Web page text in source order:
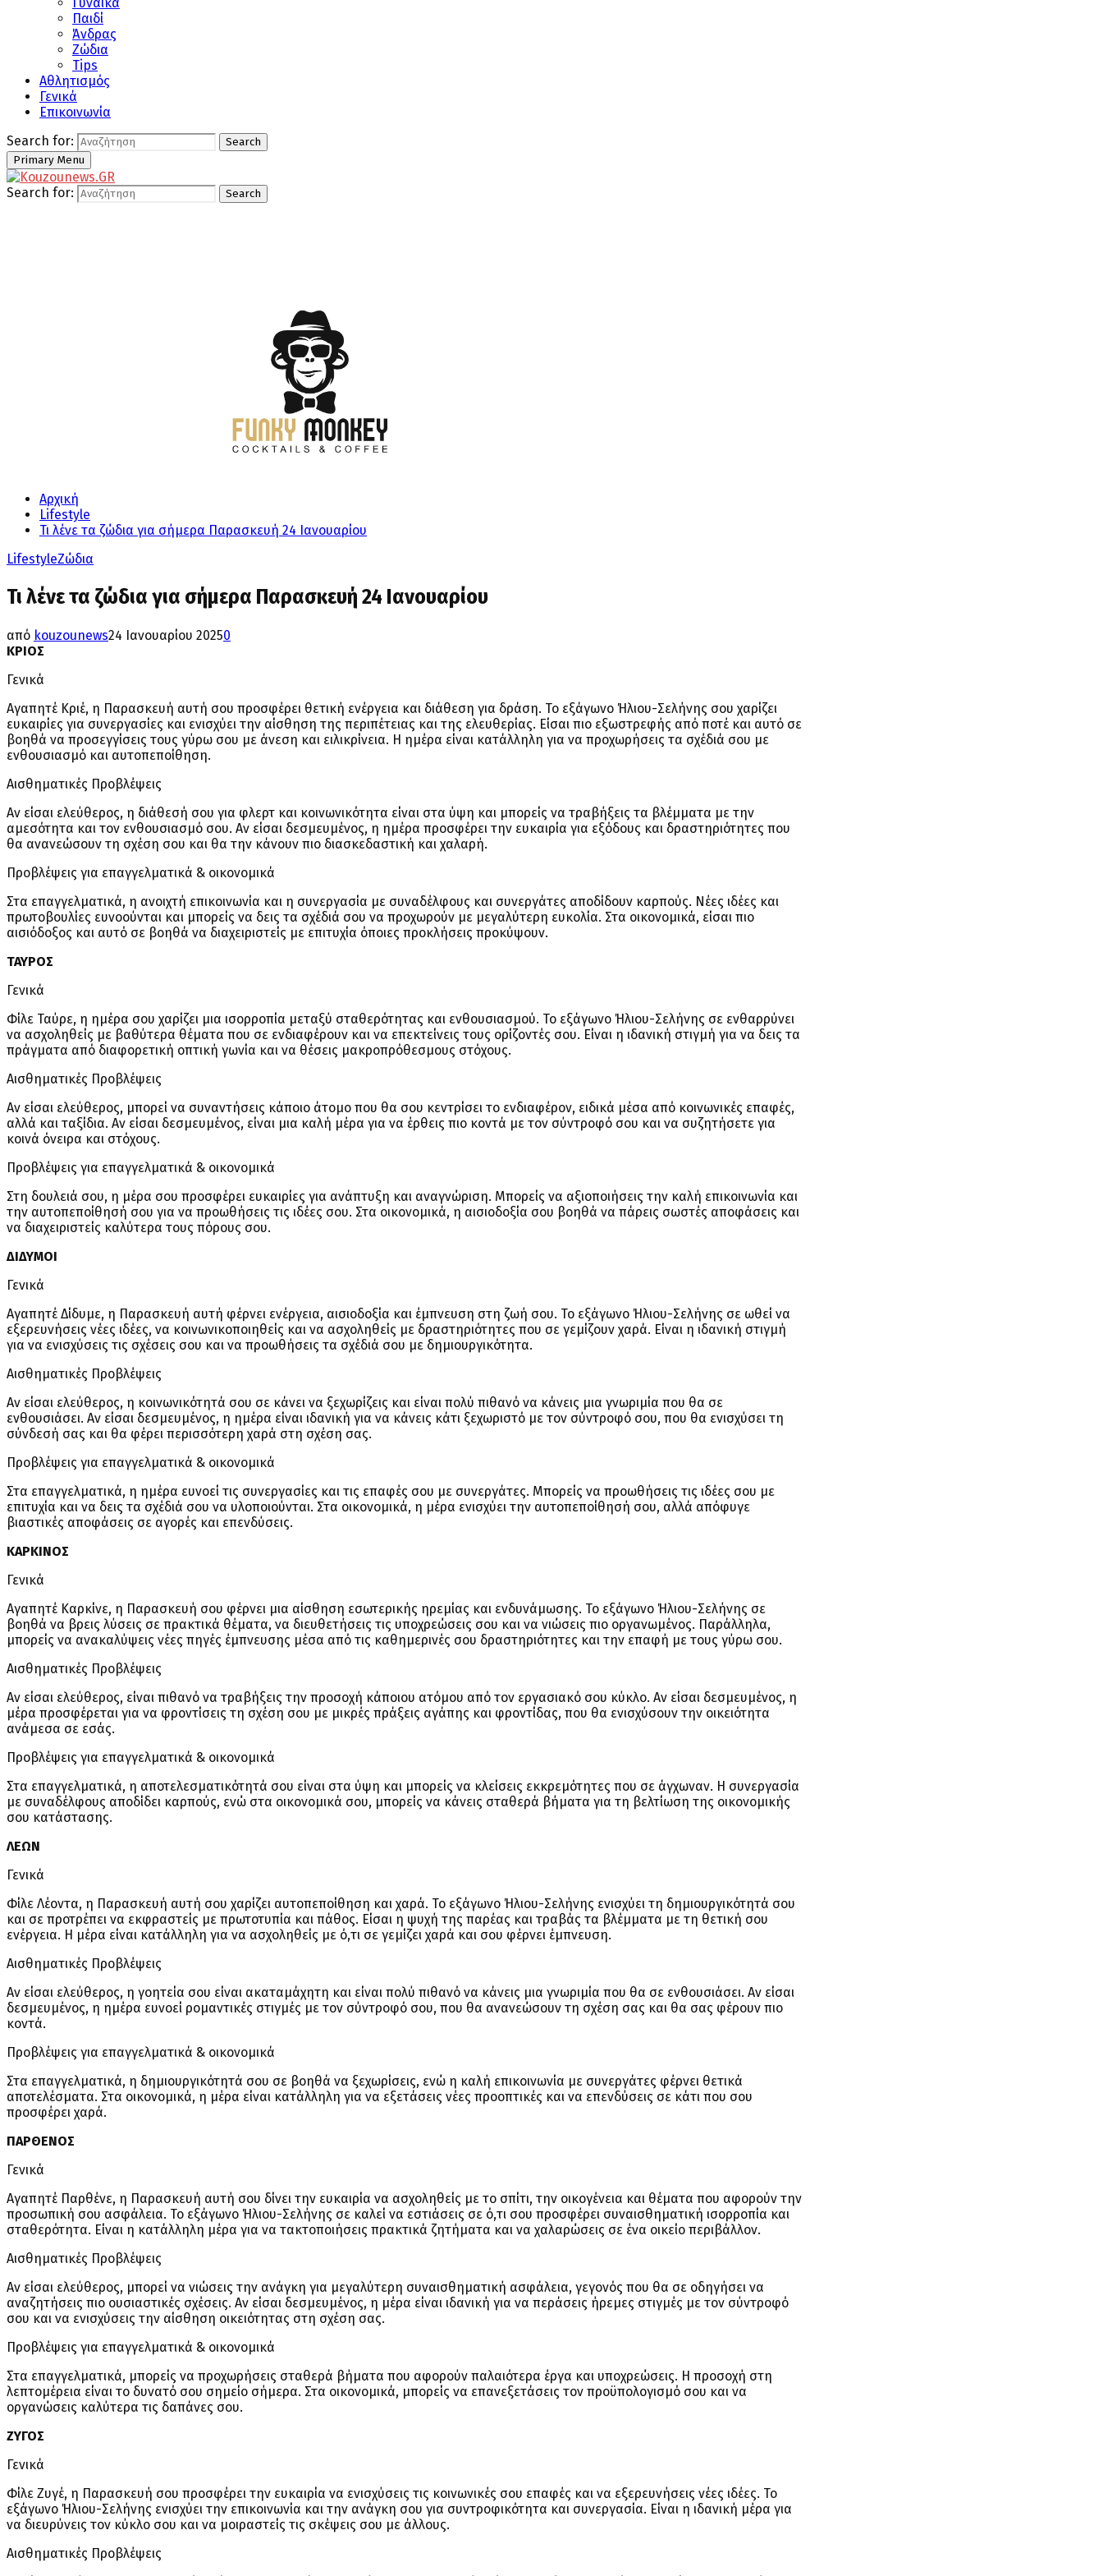
Παιδί
Άνδρας
Ζώδια
Tips
Αθλητισμός
Γενικά
Επικοινωνία
Search for:
Search
Primary Menu
Search for: Search
Αρχική
Lifestyle
Τι λένε τα ζώδια για σήμερα Παρασκευή 24 Ιανουαρίου
LifestyleΖώδια
Τι λένε τα ζώδια για σήμερα Παρασκευή 24 Ιανουαρίου
από kouzounews24 Ιανουαρίου 20250
ΚΡΙΟΣ
Γενικά
Αγαπητέ Κριέ, η Παρασκευή αυτή σου προσφέρει θετική ενέργεια και διάθεση για δράση. Το εξάγωνο Ήλιου-Σελήνης σου χαρίζει
ευκαιρίες για συνεργασίες και ενισχύει την αίσθηση της περιπέτειας και της ελευθερίας. Είσαι πιο εξωστρεφής από ποτέ και αυτό σε
βοηθά να προσεγγίσεις τους γύρω σου με άνεση και ειλικρίνεια. Η ημέρα είναι κατάλληλη για να προχωρήσεις τα σχέδιά σου με
ενθουσιασμό και αυτοπεποίθηση.
Αισθηματικές Προβλέψεις
Αν είσαι ελεύθερος, η διάθεσή σου για φλερτ και κοινωνικότητα είναι στα ύψη και μπορείς να τραβήξεις τα βλέμματα με την
αμεσότητα και τον ενθουσιασμό σου. Αν είσαι δεσμευμένος, η ημέρα προσφέρει την ευκαιρία για εξόδους και δραστηριότητες που
θα ανανεώσουν τη σχέση σου και θα την κάνουν πιο διασκεδαστική και χαλαρή.
Προβλέψεις για επαγγελματικά & οικονομικά
Στα επαγγελματικά, η ανοιχτή επικοινωνία και η συνεργασία με συναδέλφους και συνεργάτες αποδίδουν καρπούς. Νέες ιδέες και
πρωτοβουλίες ευνοούνται και μπορείς να δεις τα σχέδιά σου να προχωρούν με μεγαλύτερη ευκολία. Στα οικονομικά, είσαι πιο
αισιόδοξος και αυτό σε βοηθά να διαχειριστείς με επιτυχία όποιες προκλήσεις προκύψουν.
ΤΑΥΡΟΣ
Γενικά
Φίλε Ταύρε, η ημέρα σου χαρίζει μια ισορροπία μεταξύ σταθερότητας και ενθουσιασμού. Το εξάγωνο Ήλιου-Σελήνης σε ενθαρρύνει
να ασχοληθείς με βαθύτερα θέματα που σε ενδιαφέρουν και να επεκτείνεις τους ορίζοντές σου. Είναι η ιδανική στιγμή για να δεις τα
πράγματα από διαφορετική οπτική γωνία και να θέσεις μακροπρόθεσμους στόχους.
Αισθηματικές Προβλέψεις
Αν είσαι ελεύθερος, μπορεί να συναντήσεις κάποιο άτομο που θα σου κεντρίσει το ενδιαφέρον, ειδικά μέσα από κοινωνικές επαφές,
αλλά και ταξίδια. Αν είσαι δεσμευμένος, είναι μια καλή μέρα για να έρθεις πιο κοντά με τον σύντροφό σου και να συζητήσετε για
κοινά όνειρα και στόχους.
Προβλέψεις για επαγγελματικά & οικονομικά
Στη δουλειά σου, η μέρα σου προσφέρει ευκαιρίες για ανάπτυξη και αναγνώριση. Μπορείς να αξιοποιήσεις την καλή επικοινωνία και
την αυτοπεποίθησή σου για να προωθήσεις τις ιδέες σου. Στα οικονομικά, η αισιοδοξία σου βοηθά να πάρεις σωστές αποφάσεις και
να διαχειριστείς καλύτερα τους πόρους σου.
ΔΙΔΥΜΟΙ
Γενικά
Αγαπητέ Δίδυμε, η Παρασκευή αυτή φέρνει ενέργεια, αισιοδοξία και έμπνευση στη ζωή σου. Το εξάγωνο Ήλιου-Σελήνης σε ωθεί να
εξερευνήσεις νέες ιδέες, να κοινωνικοποιηθείς και να ασχοληθείς με δραστηριότητες που σε γεμίζουν χαρά. Είναι η ιδανική στιγμή
για να ενισχύσεις τις σχέσεις σου και να προωθήσεις τα σχέδιά σου με δημιουργικότητα.
Αισθηματικές Προβλέψεις
Αν είσαι ελεύθερος, η κοινωνικότητά σου σε κάνει να ξεχωρίζεις και είναι πολύ πιθανό να κάνεις μια γνωριμία που θα σε
ενθουσιάσει. Αν είσαι δεσμευμένος, η ημέρα είναι ιδανική για να κάνεις κάτι ξεχωριστό με τον σύντροφό σου, που θα ενισχύσει τη
σύνδεσή σας και θα φέρει περισσότερη χαρά στη σχέση σας.
Προβλέψεις για επαγγελματικά & οικονομικά
Στα επαγγελματικά, η ημέρα ευνοεί τις συνεργασίες και τις επαφές σου με συνεργάτες. Μπορείς να προωθήσεις τις ιδέες σου με
επιτυχία και να δεις τα σχέδιά σου να υλοποιούνται. Στα οικονομικά, η μέρα ενισχύει την αυτοπεποίθησή σου, αλλά απόφυγε
βιαστικές αποφάσεις σε αγορές και επενδύσεις.
ΚΑΡΚΙΝΟΣ
Γενικά
Αγαπητέ Καρκίνε, η Παρασκευή σου φέρνει μια αίσθηση εσωτερικής ηρεμίας και ενδυνάμωσης. Το εξάγωνο Ήλιου-Σελήνης σε
βοηθά να βρεις λύσεις σε πρακτικά θέματα, να διευθετήσεις τις υποχρεώσεις σου και να νιώσεις πιο οργανωμένος. Παράλληλα,
μπορείς να ανακαλύψεις νέες πηγές έμπνευσης μέσα από τις καθημερινές σου δραστηριότητες και την επαφή με τους γύρω σου.
Αισθηματικές Προβλέψεις
Αν είσαι ελεύθερος, είναι πιθανό να τραβήξεις την προσοχή κάποιου ατόμου από τον εργασιακό σου κύκλο. Αν είσαι δεσμευμένος, η
μέρα προσφέρεται για να φροντίσεις τη σχέση σου με μικρές πράξεις αγάπης και φροντίδας, που θα ενισχύσουν την οικειότητα
ανάμεσα σε εσάς.
Προβλέψεις για επαγγελματικά & οικονομικά
Στα επαγγελματικά, η αποτελεσματικότητά σου είναι στα ύψη και μπορείς να κλείσεις εκκρεμότητες που σε άγχωναν. Η συνεργασία
με συναδέλφους αποδίδει καρπούς, ενώ στα οικονομικά σου, μπορείς να κάνεις σταθερά βήματα για τη βελτίωση της οικονομικής
σου κατάστασης.
ΛΕΩΝ
Γενικά
Φίλε Λέοντα, η Παρασκευή αυτή σου χαρίζει αυτοπεποίθηση και χαρά. Το εξάγωνο Ήλιου-Σελήνης ενισχύει τη δημιουργικότητά σου
και σε προτρέπει να εκφραστείς με πρωτοτυπία και πάθος. Είσαι η ψυχή της παρέας και τραβάς τα βλέμματα με τη θετική σου
ενέργεια. Η μέρα είναι κατάλληλη για να ασχοληθείς με ό,τι σε γεμίζει χαρά και σου φέρνει έμπνευση.
Αισθηματικές Προβλέψεις
Αν είσαι ελεύθερος, η γοητεία σου είναι ακαταμάχητη και είναι πολύ πιθανό να κάνεις μια γνωριμία που θα σε ενθουσιάσει. Αν είσαι
δεσμευμένος, η ημέρα ευνοεί ρομαντικές στιγμές με τον σύντροφό σου, που θα ανανεώσουν τη σχέση σας και θα σας φέρουν πιο
κοντά.
Προβλέψεις για επαγγελματικά & οικονομικά
Στα επαγγελματικά, η δημιουργικότητά σου σε βοηθά να ξεχωρίσεις, ενώ η καλή επικοινωνία με συνεργάτες φέρνει θετικά
αποτελέσματα. Στα οικονομικά, η μέρα είναι κατάλληλη για να εξετάσεις νέες προοπτικές και να επενδύσεις σε κάτι που σου
προσφέρει χαρά.
ΠΑΡΘΕΝΟΣ
Γενικά
Αγαπητέ Παρθένε, η Παρασκευή αυτή σου δίνει την ευκαιρία να ασχοληθείς με το σπίτι, την οικογένεια και θέματα που αφορούν την
προσωπική σου ασφάλεια. Το εξάγωνο Ήλιου-Σελήνης σε καλεί να εστιάσεις σε ό,τι σου προσφέρει συναισθηματική ισορροπία και
σταθερότητα. Είναι η κατάλληλη μέρα για να τακτοποιήσεις πρακτικά ζητήματα και να χαλαρώσεις σε ένα οικείο περιβάλλον.
Αισθηματικές Προβλέψεις
Αν είσαι ελεύθερος, μπορεί να νιώσεις την ανάγκη για μεγαλύτερη συναισθηματική ασφάλεια, γεγονός που θα σε οδηγήσει να
αναζητήσεις πιο ουσιαστικές σχέσεις. Αν είσαι δεσμευμένος, η μέρα είναι ιδανική για να περάσεις ήρεμες στιγμές με τον σύντροφό
σου και να ενισχύσεις την αίσθηση οικειότητας στη σχέση σας.
Προβλέψεις για επαγγελματικά & οικονομικά
Στα επαγγελματικά, μπορείς να προχωρήσεις σταθερά βήματα που αφορούν παλαιότερα έργα και υποχρεώσεις. Η προσοχή στη
λεπτομέρεια είναι το δυνατό σου σημείο σήμερα. Στα οικονομικά, μπορείς να επανεξετάσεις τον προϋπολογισμό σου και να
οργανώσεις καλύτερα τις δαπάνες σου.
ΖΥΓΟΣ
Γενικά
Φίλε Ζυγέ, η Παρασκευή σου προσφέρει την ευκαιρία να ενισχύσεις τις κοινωνικές σου επαφές και να εξερευνήσεις νέες ιδέες. Το
εξάγωνο Ήλιου-Σελήνης ενισχύει την επικοινωνία και την ανάγκη σου για συντροφικότητα και συνεργασία. Είναι η ιδανική μέρα για
να διευρύνεις τον κύκλο σου και να μοιραστείς τις σκέψεις σου με άλλους.
Αισθηματικές Προβλέψεις